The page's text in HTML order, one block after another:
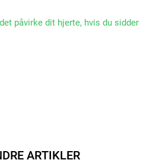
påvirke dit hjerte, hvis du sidder
ARTIKLER